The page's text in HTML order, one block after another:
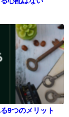
9つのメリット